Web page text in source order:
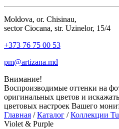
Moldova, or. Chisinau,
sector Ciocana, str. Uzinelor, 15/4
+373 76 75 00 53
pm@artizana.md
Внимание!
Воспроизводимые оттенки на
оригинальных цветов и
цветовых настроек Вашего
Главная /Каталог /Коллекции
Violet & Purple